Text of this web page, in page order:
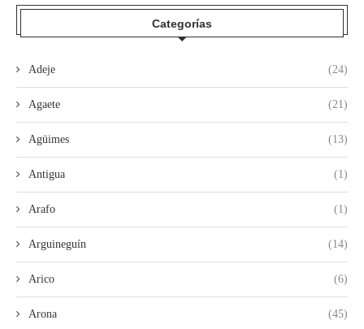
Categorías
Adeje (24)
Agaete (21)
Agüimes (13)
Antigua (1)
Arafo (1)
Arguineguín (14)
Arico (6)
Arona (45)